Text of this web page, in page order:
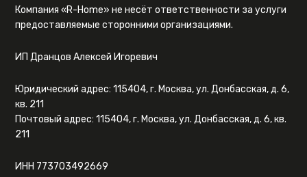
Компания «R-Home» не несёт ответственности за услуги
предоставляемые сторонними организациями.
ИП Дранцов Алексей Игоревич
Юридический адрес: 115404, г. Москва, ул. Донбасская, д. 6,
кв. 211
Почтовый адрес: 115404, г. Москва, ул. Донбасская, д. 6, кв.
211
ИНН 773703492669